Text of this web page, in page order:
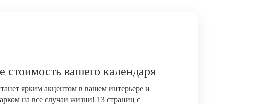
стоимость вашего календаря
ярким акцентом в вашем интерьере и
на все случаи жизни! 13 страниц с